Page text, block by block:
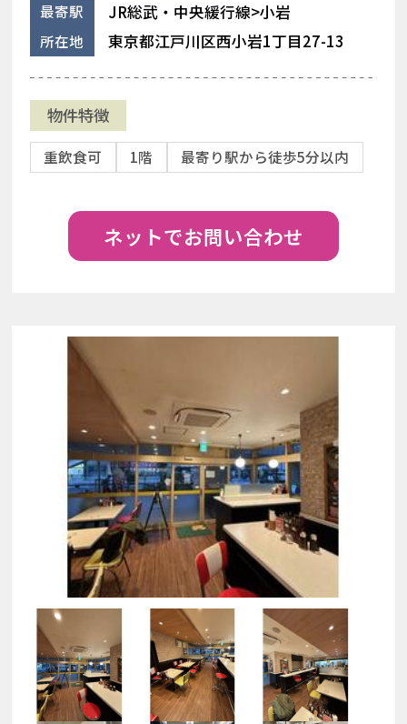
最寄駅 JR総武・中央緩行線>小岩
所在地 東京都江戸川区西小岩1丁目27-13
物件特徴
重飲食可 1階 最寄り駅から徒歩5分以内
ネットでお問い合わせ